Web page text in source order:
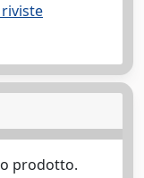
prodotto.